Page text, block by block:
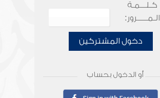
كـلـــمـة
الـمـــــرور:
دخول المشتركين
أو الدخول بحساب